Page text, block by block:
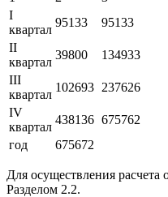
I
квартал
95133 95133
II
квартал
39800 134933
III
квартал
102693 237626
IV
квартал
438136 675762
год
675672
Для осуществления расчета
Разделом 2.2.